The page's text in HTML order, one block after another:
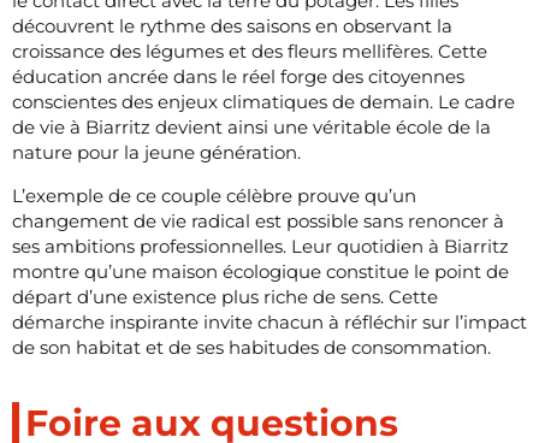
découvrent le rythme des saisons en observant la
croissance des légumes et des fleurs mellifères. Cette
éducation ancrée dans le réel forge des citoyennes
conscientes des enjeux climatiques de demain. Le cadre
de vie à Biarritz devient ainsi une véritable école de la
nature pour la jeune génération.
L’exemple de ce couple célèbre prouve qu’un
changement de vie radical est possible sans renoncer à
ses ambitions professionnelles. Leur quotidien à Biarritz
montre qu’une maison écologique constitue le point de
départ d’une existence plus riche de sens. Cette
démarche inspirante invite chacun à réfléchir sur l’impact
de son habitat et de ses habitudes de consommation.
Foire aux questions